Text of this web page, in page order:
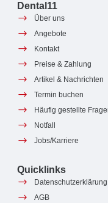
Dental11
Über uns
Angebote
Kontakt
Preise & Zahlung
Artikel & Nachrichten
Termin buchen
Häufig gestellte
Notfall
Jobs/Karriere
Quicklinks
Datenschutzerklärung
AGB